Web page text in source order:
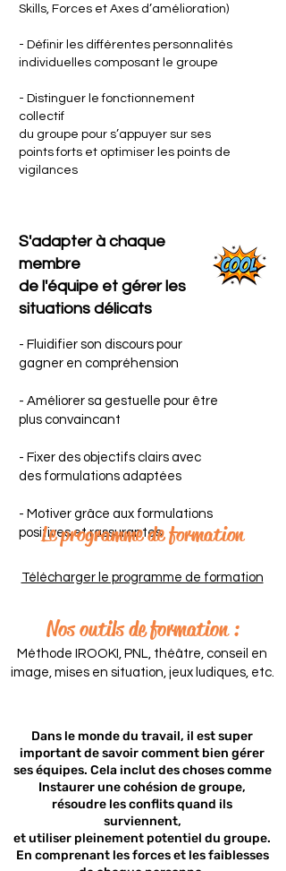
Skills, Forces et Axes d’amélioration)
- Définir les différentes personnalités
individuelles composant le groupe
- Distinguer le fonctionnement
collectif
du groupe pour s’appuyer sur ses
points forts et optimiser les points de
vigilances
S'adapter à chaque
membre
de l'équipe et gérer les
situations délicats
- Fluidifier son discours pour
gagner en compréhension
- Améliorer sa gestuelle pour être
plus convaincant
- Fixer des objectifs clairs avec
des formulations adaptées
- Motiver grâce aux formulations
positives et rassurantes
Le programme de formation
Télécharger le programme de formation
Nos outils de formation :
Méthode IROOKI, PNL, théâtre, conseil en
image, mises en situation, jeux ludiques, etc.
Dans le monde du travail, il est super
important de savoir comment bien gérer
ses équipes. Cela inclut des choses comme
Instaurer une cohésion de groupe,
résoudre les conflits quand ils
surviennent,
et utiliser pleinement potentiel du groupe.
En comprenant les forces et les faiblesses